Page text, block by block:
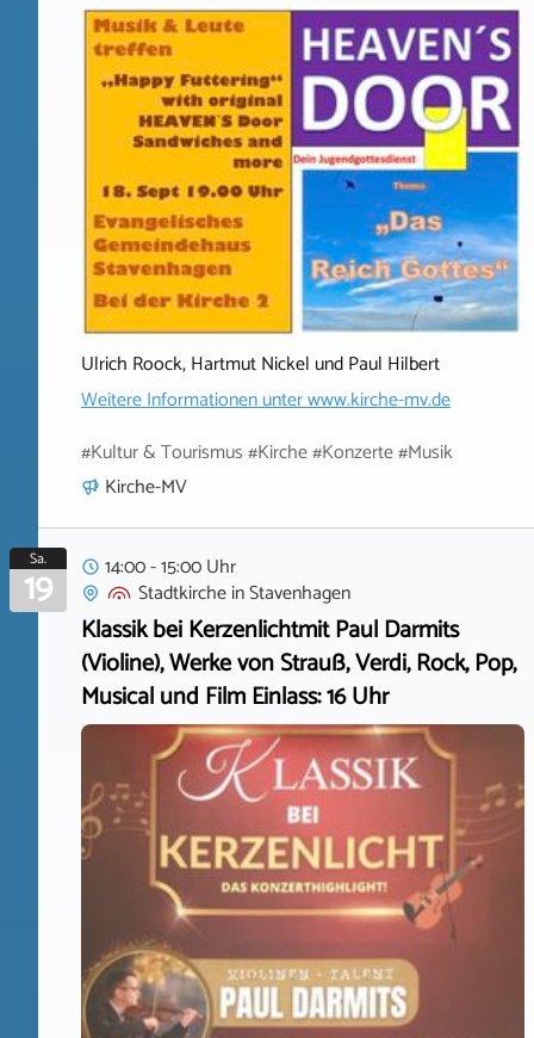
Ulrich Roock, Hartmut Nickel und Paul Hilbert
Weitere Informationen unterwww.kirche-mv.de
#Kultur & Tourismus #Kirche #Konzerte #Musik
Kirche-MV
Sa.
19
14:00 - 15:00 Uhr
StadtkircheinStavenhagen
Klassik bei Kerzenlichtmit Paul Darmits
(Violine), Werke von Strauß, Verdi, Rock, Pop,
Musical und Film Einlass: 16 Uhr